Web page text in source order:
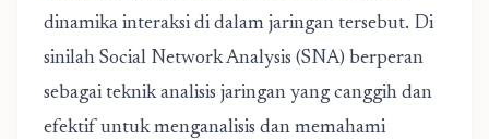
dinamika interaksi di dalam jaringan tersebut. Di
sinilah Social Network Analysis (SNA) berperan
sebagai teknik analisis jaringan yang canggih dan
efektif untuk menganalisis dan memahami